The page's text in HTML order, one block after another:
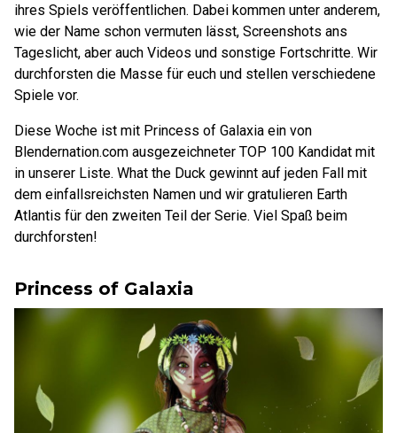
ihres Spiels veröffentlichen. Dabei kommen unter anderem,
wie der Name schon vermuten lässt, Screenshots ans
Tageslicht, aber auch Videos und sonstige Fortschritte. Wir
durchforsten die Masse für euch und stellen verschiedene
Spiele vor.
Diese Woche ist mit Princess of Galaxia ein von
Blendernation.com ausgezeichneter TOP 100 Kandidat mit
in unserer Liste. What the Duck gewinnt auf jeden Fall mit
dem einfallsreichsten Namen und wir gratulieren Earth
Atlantis für den zweiten Teil der Serie. Viel Spaß beim
durchforsten!
Princess of Galaxia